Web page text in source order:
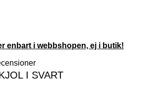
enbart i webbshopen, ej i butik!
I SVART